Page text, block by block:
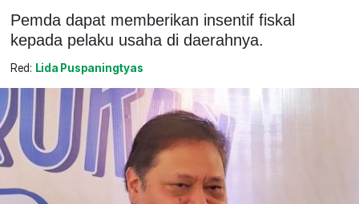
Pemda dapat memberikan insentif fiskal
kepada pelaku usaha di daerahnya.
Red: Lida Puspaningtyas